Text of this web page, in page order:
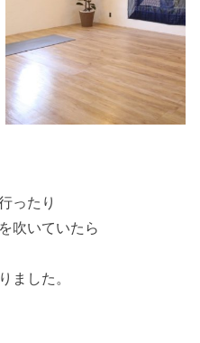
ったり
吹いていたら
ました。